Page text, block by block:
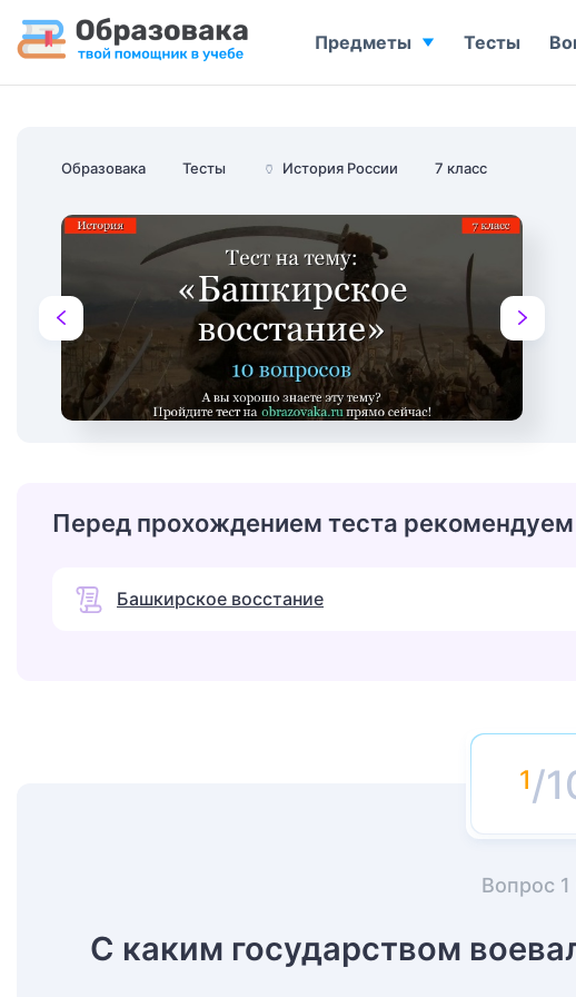
Образовака Тесты 🏺 История России 7 класс
Перед прохождением теста рекомендуем
Башкирское восстание
/
Вопрос 1
С каким государством
Предметы Тесты